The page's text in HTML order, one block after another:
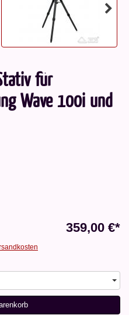
für
Wave 100i und
359,00 €*